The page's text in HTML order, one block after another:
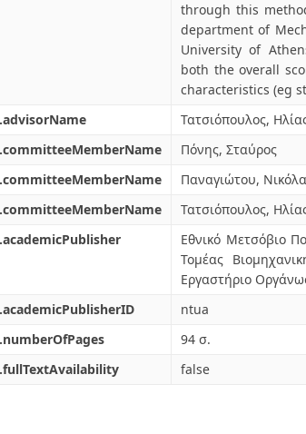
through this
department of
University of
both the overall
characteristics (eg
Τατσιόπουλος,
Πόνης, Σταύρος
Παναγιώτου,
Τατσιόπουλος,
Εθνικό Μετσόβιο
Τομέας
Εργαστήριο
ntua
94 σ.
false